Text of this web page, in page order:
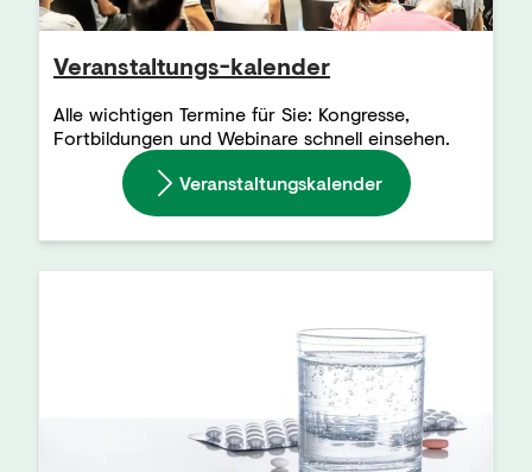
Veranstaltungs-kalender
Alle wichtigen Termine für Sie: Kongresse,
Fortbildungen und Webinare schnell einsehen.
Veranstaltungskalender